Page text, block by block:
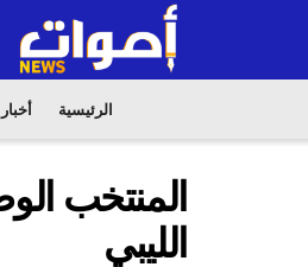
الرئيسية
المنتخب
الليبي